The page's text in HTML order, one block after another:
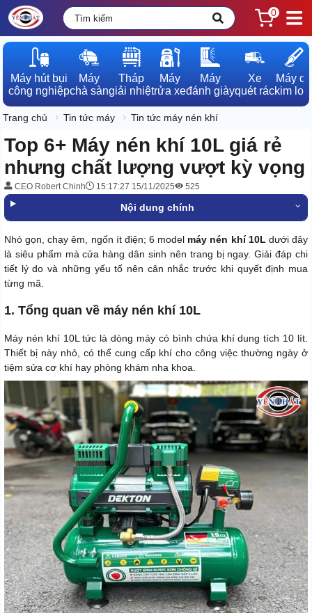
0
Máy hút bụi
công nghiệp
Máy
chà sàn
Tháp
giải nhiệt
Máy
rửa xe
Máy
đánh giày
Xe
quét rác
Máy dò
kim loại
Trang chủ Tin tức máy Tin tức máy nén khí
Top 6+ Máy nén khí 10L giá rẻ
nhưng chất lượng vượt kỳ vọng
CEO Robert Chinh 15:17:27 15/11/2025 525
Nội dung chính
Nhỏ gọn, chạy êm, ngốn ít điện; 6 model máy nén khí 10L dưới đây
là siêu phẩm mà cửa hàng dân sinh nên trang bị ngay. Giải đáp chi
tiết lý do và những yếu tố nên cân nhắc trước khi quyết định mua
từng mã.
1. Tổng quan về máy nén khí 10L
Máy nén khí 10L tức là dòng máy có bình chứa khí dung tích 10 lít.
Thiết bị này nhỏ, có thể cung cấp khí cho công việc thường ngày ở
tiệm sửa cơ khí hay phòng khám nha khoa.